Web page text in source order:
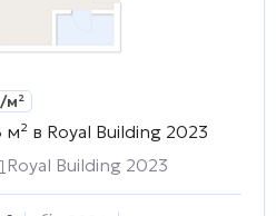
/м²
м² в Royal Building 2023
Royal Building 2023